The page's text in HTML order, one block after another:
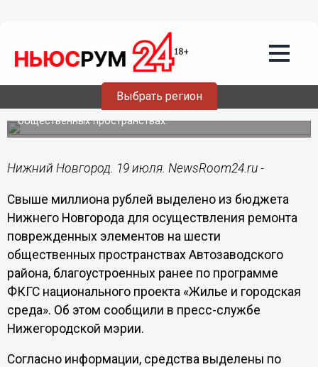
Выбрать регион
Свыше 1 млн рублей направят на
ликвидацию последствий вандализма
в Автозаводском районе
Будет отремонтировано оборудование на шести
общественных пространствах.
Нижний Новгород. 19 июля. NewsRoom24.ru -
Свыше миллиона рублей выделено из бюджета
Нижнего Новгорода для осуществления ремонта
поврежденных элементов на шести
общественных пространствах Автозаводского
района, благоустроенных ранее по программе
ФКГС национального проекта «Жилье и городская
среда». Об этом сообщили в пресс-службе
Нижегородской мэрии.
Согласно информации, средства выделены по